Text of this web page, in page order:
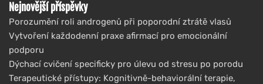
Nejnovější příspěvky
Porozumění roli androgenů při poporodní ztrátě vlasů
Vytvoření každodenní praxe afirmací pro emocionální
podporu
Dýchací cvičení specificky pro úlevu od stresu po porodu
Terapeutické přístupy: Kognitivně-behaviorální terapie,